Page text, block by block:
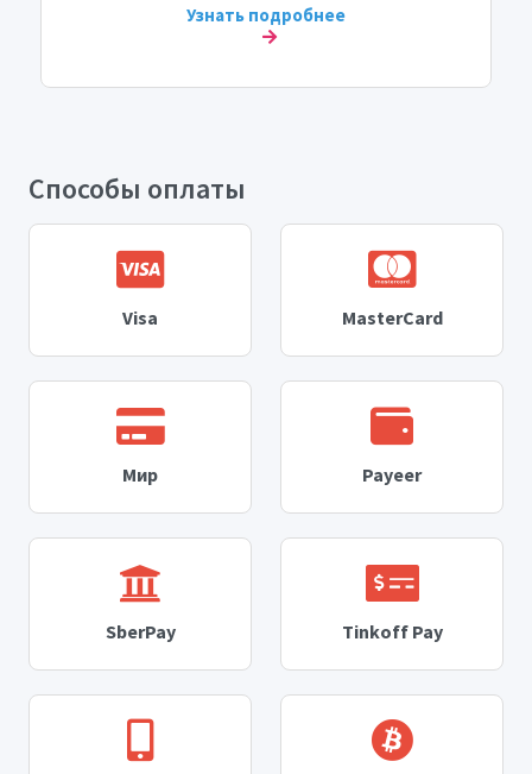
Узнать подробнее
Способы оплаты
Visa MasterCard
Мир Payeer
SberPay Tinkoff Pay